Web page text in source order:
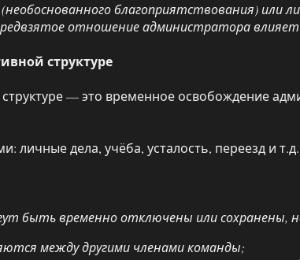
благоприятствования) или
отношение администратора влияет
структуре
— это временное освобождение
личные дела, учёба, усталость, переезд и
быть временно отключены или сохранены,
между другими членами команды;